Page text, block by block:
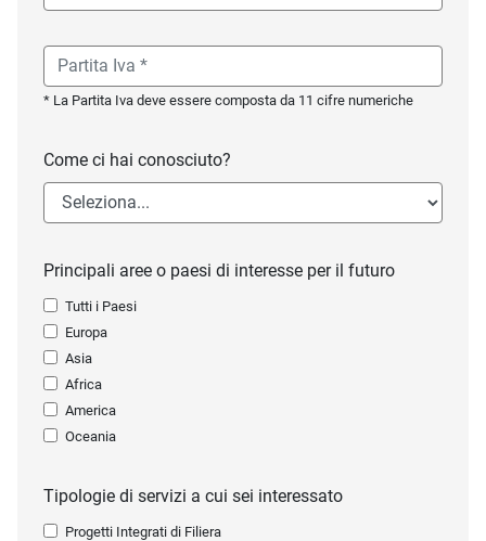
* La Partita Iva deve essere composta da 11 cifre numeriche
Come ci hai conosciuto?
Principali aree o paesi di interesse per il futuro
Tutti i Paesi
Europa
Asia
Africa
America
Oceania
Tipologie di servizi a cui sei interessato
Progetti Integrati di Filiera